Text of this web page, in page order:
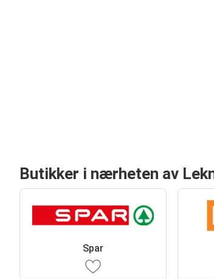
Butikker i nærheten av
Spar